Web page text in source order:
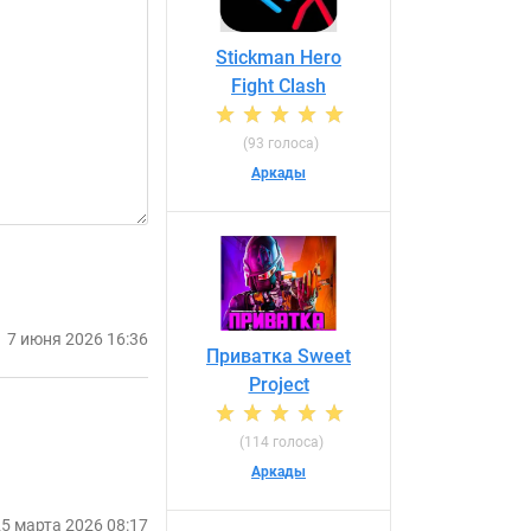
7 июня 2026 16:36
марта 2026 08:17
Stickman Hero
Fight Clash
(93 голоса)
Аркады
Приватка Sweet
Project
(114 голоса)
Аркады